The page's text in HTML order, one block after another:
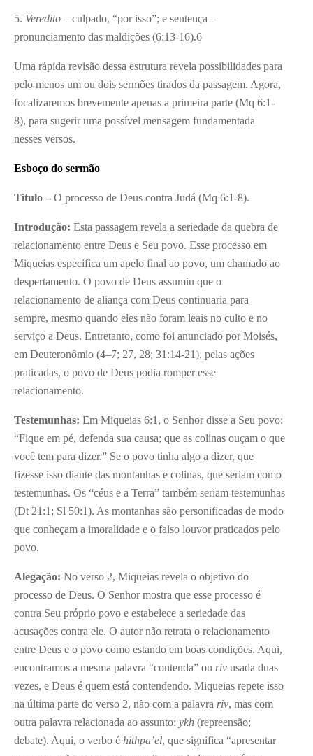
5. Veredito – culpado, “por isso”; e sentença –
pronunciamento das maldições (6:13-16).6
Uma rápida revisão dessa estrutura revela possibilidades para
pelo menos um ou dois sermões tirados da passagem. Agora,
focalizaremos brevemente apenas a primeira parte (Mq 6:1-
8), para sugerir uma possível mensagem fundamentada
nesses versos.
Esboço do sermão
Título – O processo de Deus contra Judá (Mq 6:1-8).
Introdução: Esta passagem revela a seriedade da quebra de
relacionamento entre Deus e Seu povo. Esse processo em
Miqueias especifica um apelo final ao povo, um chamado ao
despertamento. O povo de Deus assumiu que o
relacionamento de aliança com Deus continuaria para
sempre, mesmo quando eles não foram leais no culto e no
serviço a Deus. Entretanto, como foi anunciado por Moisés,
em Deuteronômio (4–7; 27, 28; 31:14-21), pelas ações
praticadas, o povo de Deus podia romper esse
relacionamento.
Testemunhas: Em Miqueias 6:1, o Senhor disse a Seu povo:
“Fique em pé, defenda sua causa; que as colinas ouçam o que
você tem para dizer.” Se o povo tinha algo a dizer, que
fizesse isso diante das montanhas e colinas, que seriam como
testemunhas. Os “céus e a Terra” também seriam testemunhas
(Dt 21:1; Sl 50:1). As montanhas são personificadas de modo
que conheçam a imoralidade e o falso louvor praticados pelo
povo.
Alegação: No verso 2, Miqueias revela o objetivo do
processo de Deus. O Senhor mostra que esse processo é
contra Seu próprio povo e estabelece a seriedade das
acusações contra ele. O autor não retrata o relacionamento
entre Deus e o povo como estando em boas condições. Aqui,
encontramos a mesma palavra “contenda” ou riv usada duas
vezes, e Deus é quem está contendendo. Miqueias repete isso
na última parte do verso 2, não com a palavra riv, mas com
outra palavra relacionada ao assunto: ykh (repreensão;
debate). Aqui, o verbo é hithpa’el, que significa “apresentar